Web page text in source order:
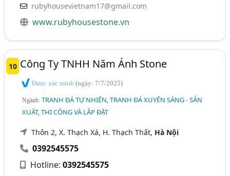
rubyhousevietnam17@gmail.com
www.rubyhousestone.vn
10 Công Ty TNHH Năm Ánh Stone
Được xác minh(ngày: 7/7/2025)
Ngành:TRANH ĐÁ TỰ NHIÊN, TRANH ĐÁ XUYÊN SÁNG - SẢN
XUẤT, THI CÔNG VÀ LẮP ĐẶT
Thôn 2, X. Thạch Xá, H. Thạch Thất, Hà Nội
0392545575
Hotline:0392545575